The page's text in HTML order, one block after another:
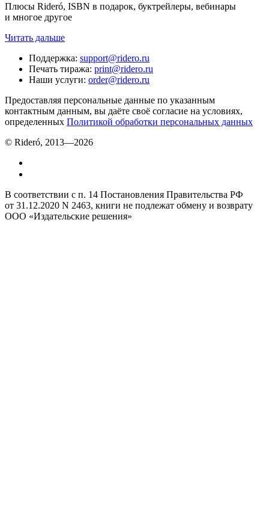
Плюсы Rideró, ISBN в подарок, буктрейлеры, вебинары
и многое другое
Читать дальше
Поддержка: support@ridero.ru
Печать тиража: print@ridero.ru
Наши услуги: order@ridero.ru
Предоставляя персональные данные по указанным
контактным данным, вы даёте своё согласие на условиях,
определенных Политикой обработки персональных данных
© Rideró, 2013—2026
В соответствии с п. 14 Постановления Правительства РФ
от 31.12.2020 N 2463, книги не подлежат обмену и возврату
ООО «Издательские решения»